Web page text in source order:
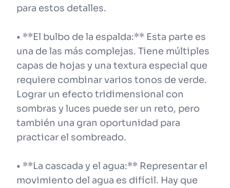
para estos detalles.
• **El bulbo de la espalda:** Esta parte es
una de las más complejas. Tiene múltiples
capas de hojas y una textura especial que
requiere combinar varios tonos de verde.
Lograr un efecto tridimensional con
sombras y luces puede ser un reto, pero
también una gran oportunidad para
practicar el sombreado.
• **La cascada y el agua:** Representar el
movimiento del agua es difícil. Hay que